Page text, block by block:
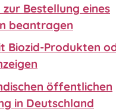
Bestellung eines
beantragen
Biozid-Produkten
öffentlichen
in Deutschland